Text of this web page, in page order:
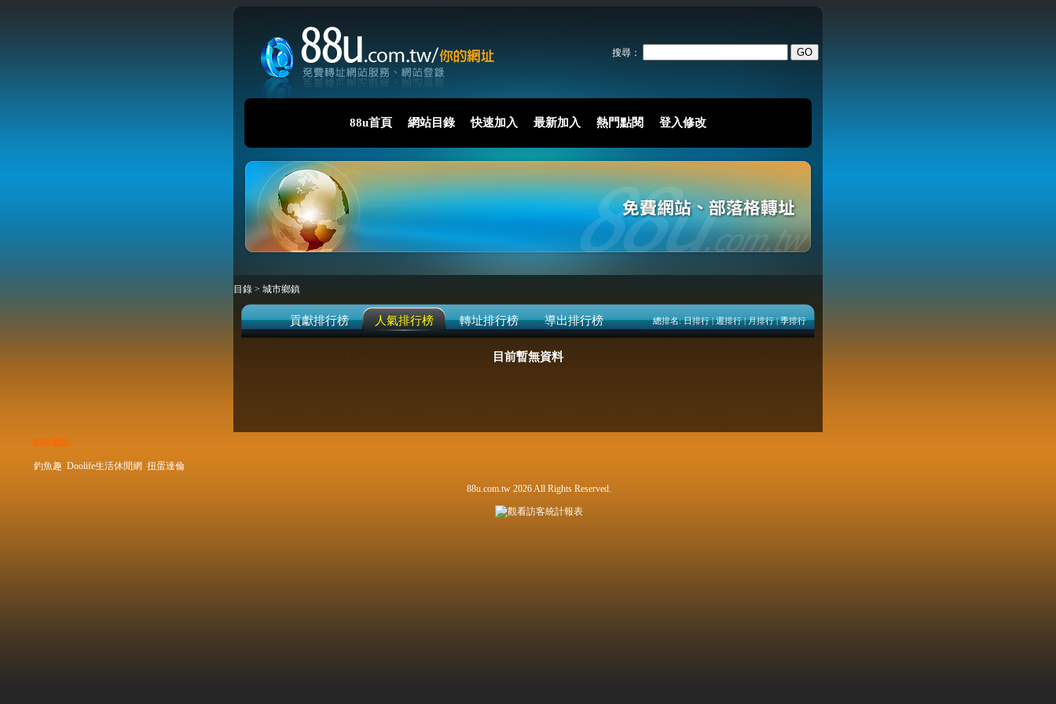
搜尋：
88u首頁 網站目錄 快速加入 最新加入 熱門點閱 登入修改
目錄 > 城市鄉鎮
貢獻排行榜 人氣排行榜 轉址排行榜 導出排行榜 總排名:日排行|週排行|月排行|季排行
目前暫無資料
友站連結
釣魚趣 Doolife生活休閒網 扭蛋達倫
88u.com.tw 2026 All Rights Reserved.